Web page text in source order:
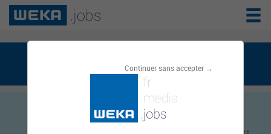
Continuer sans accepter →
weka.jobs, le réseau de l'emploi public